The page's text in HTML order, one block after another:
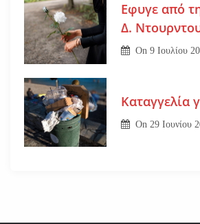
Εφυγε από
Δ.
On9 Ιουλίου
Καταγγελία
On 29 Ιουνίου